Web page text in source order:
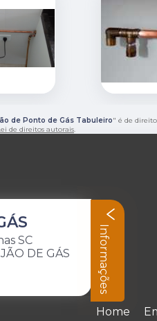
de Ponto de Gás Tabuleiro" é de
de direitos autorais.
Home
SC
DE GÁS
Informações